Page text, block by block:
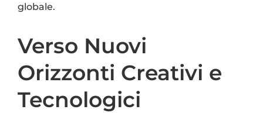
globale.
Verso Nuovi
Orizzonti Creativi e
Tecnologici